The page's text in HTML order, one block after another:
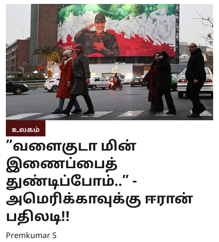
உலகம்
”வளைகுடா மின்
இணைப்பைத்
துண்டிப்போம்..” -
அமெரிக்காவுக்கு ஈரான்
பதிலடி!!
Premkumar S